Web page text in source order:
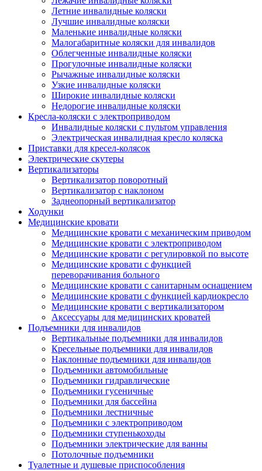
Летние инвалидные коляски
Лучшие инвалидные коляски
Маленькие инвалидные коляски
Малогабаритные коляски для инвалидов
Облегченные инвалидные коляски
Прогулочные инвалидные коляски
Рычажные инвалидные коляски
Узкие инвалидные коляски
Широкие инвалидные коляски
Недорогие инвалидные коляски
Кресла-коляски с электроприводом
Инвалидные коляски с пультом управления
Электрическая инвалидная кресло коляска
Приставки для кресел-колясок
Электрические скутеры
Вертикализаторы
Вертикализатор поворотный
Вертикализатор с наклоном
Заднеопорный вертикализатор
Ходунки
Медицинские кровати
Медицинские кровати с механическим приводом
Медицинские кровати с электроприводом
Медицинские кровати с регулировкой по высоте
Медицинские кровати с функцией
переворачивания больного
Медицинские кровати с санитарным оснащением
Медицинские кровати с функцией кардиокресло
Медицинские кровати с вертикализатором
Аксессуары для медицинских кроватей
Подъемники для инвалидов
Вертикальные подъемники для инвалидов
Кресельные подъемники для инвалидов
Наклонные подъемники для инвалидов
Подъемники автомобильные
Подъемники гидравлические
Подъемники гусеничные
Подъемники для бассейна
Подъемники лестничные
Подъемники с электроприводом
Подъемники ступенькоходы
Подъемники электрические для ванны
Потолочные подъемники
Туалетные и душевые приспособления